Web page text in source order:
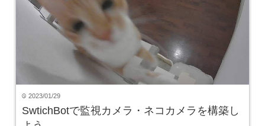
time 2023/01/29
SwtichBotで監視カメラ・ネコカメラを構築し